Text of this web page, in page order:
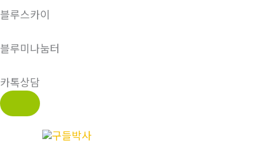
블루스카이
블루미나눔터
카톡상담